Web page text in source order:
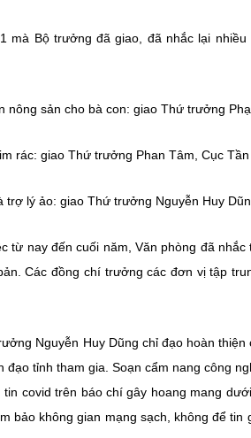
mà Bộ trưởng đã giao, đã nhắc lại
sản cho bà con: giao Thứ trưởng
rác: giao Thứ trưởng Phan Tâm, Cục Tần
lý ảo: giao Thứ trưởng Nguyễn Huy
từ nay đến cuối năm, Văn phòng đã
Các đồng chí trưởng các đơn vị tập
Nguyễn Huy Dũng chỉ đạo hoàn
đạo tỉnh tham gia. Soạn cẩm nang công
covid trên báo chí gây hoang mang
bảo không gian mạng sạch, không để